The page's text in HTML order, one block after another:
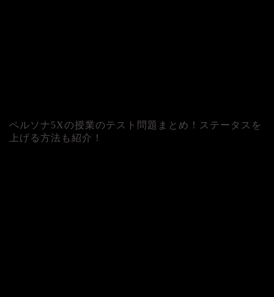
ペルソナ5Xの授業のテスト問題まとめ！ステータスを
上げる方法も紹介！